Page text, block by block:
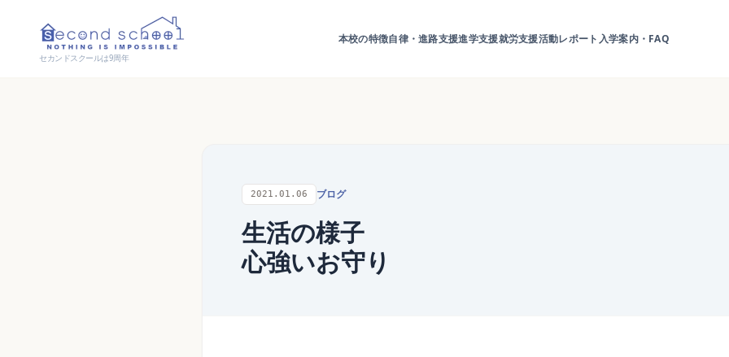
セカンドスクールは9周年
本校の特徴自律・進路支援進学支援就労支援活動レポート 入学案内・FAQ
2021.01.06 ブログ
生活の様子
心強いお守り